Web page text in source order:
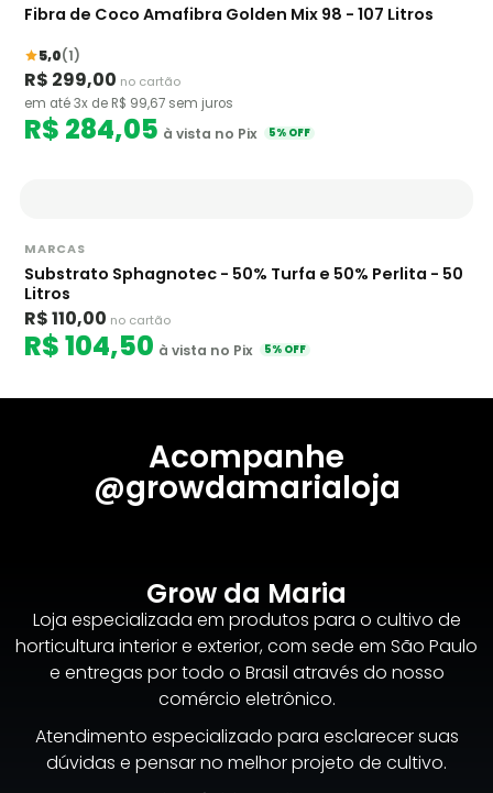
Fibra de Coco Amafibra Golden Mix 98 - 107 Litros
5,0(1)
R$ 299,00 no cartão
em até 3x de R$ 99,67 sem juros
R$ 284,05 à vista no Pix 5% OFF
MARCAS
Substrato Sphagnotec - 50% Turfa e 50% Perlita - 50
Litros
R$ 110,00 no cartão
R$ 104,50 à vista no Pix 5% OFF
Acompanhe
@growdamarialoja
Grow da Maria
Loja especializada em produtos para o cultivo de
horticultura interior e exterior, com sede em São Paulo
e entregas por todo o Brasil através do nosso
comércio eletrônico.
Atendimento especializado para esclarecer suas
dúvidas e pensar no melhor projeto de cultivo.